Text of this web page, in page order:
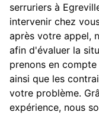
serruriers à
intervenir chez
après votre appel,
afin d'évaluer la
prenons en
ainsi que les
votre problème.
expérience, nous